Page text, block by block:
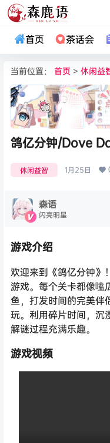
首页 茶话会
当前位置： 首页 > 休闲益
鸽亿分钟/Dove
休闲益智 1月25日
森语
闪亮明星
游戏介绍
欢迎来到《鸽亿分钟》
游戏。每个关卡都像嗑
鱼，打发时间的完美伴
玩。利用碎片时间，沉
解谜过程充满乐趣。
游戏视频